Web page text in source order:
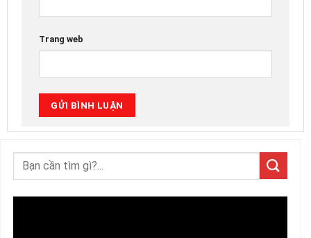
Trang web